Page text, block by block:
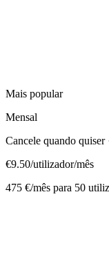
Mais popular
Mensal
Cancele quando quiser
€9.50/utilizador/mês
475 €/mês para 50